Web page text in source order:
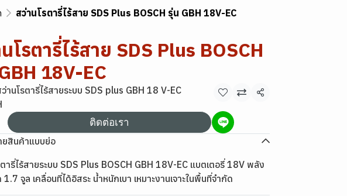
สว่านโรตารี่ไร้สาย SDS Plus BOSCH รุ่น GBH 18V-EC
โรตารี่ไร้สาย SDS Plus BOSCH
18V-EC
านโรตารี่ไร้สายระบบ SDS plus GBH 18 V-EC
แชร์
ติดต่อเรา
ยสินค้าแบบย่อ
ารี่ไร้สายระบบ SDS Plus BOSCH GBH 18V-EC แบตเตอรี่ 18V พลัง
1.7 จูล เคลื่อนที่ได้อิสระ น้ำหนักเบา เหมาะงานเจาะในพื้นที่จำกัด